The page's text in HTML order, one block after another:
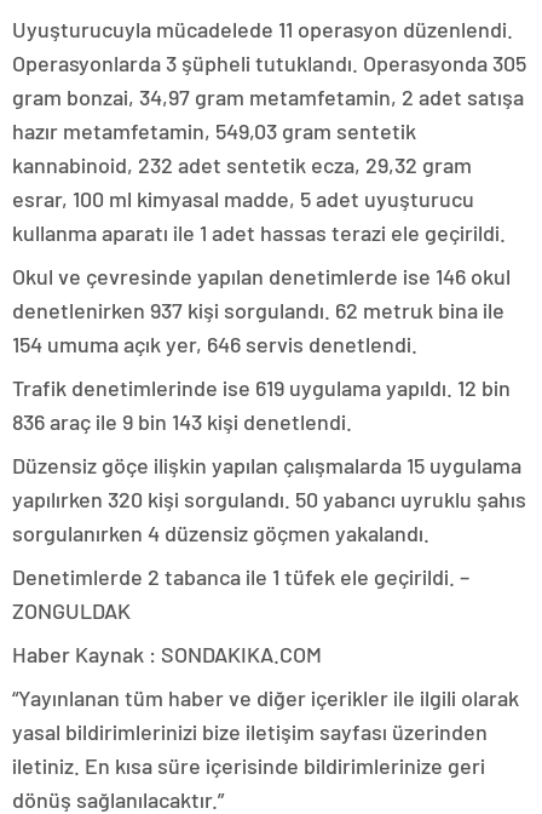
Uyuşturucuyla mücadelede 11 operasyon düzenlendi.
Operasyonlarda 3 şüpheli tutuklandı. Operasyonda 305
gram bonzai, 34,97 gram metamfetamin, 2 adet satışa
hazır metamfetamin, 549,03 gram sentetik
kannabinoid, 232 adet sentetik ecza, 29,32 gram
esrar, 100 ml kimyasal madde, 5 adet uyuşturucu
kullanma aparatı ile 1 adet hassas terazi ele geçirildi.
Okul ve çevresinde yapılan denetimlerde ise 146 okul
denetlenirken 937 kişi sorgulandı. 62 metruk bina ile
154 umuma açık yer, 646 servis denetlendi.
Trafik denetimlerinde ise 619 uygulama yapıldı. 12 bin
836 araç ile 9 bin 143 kişi denetlendi.
Düzensiz göçe ilişkin yapılan çalışmalarda 15 uygulama
yapılırken 320 kişi sorgulandı. 50 yabancı uyruklu şahıs
sorgulanırken 4 düzensiz göçmen yakalandı.
Denetimlerde 2 tabanca ile 1 tüfek ele geçirildi. –
ZONGULDAK
Haber Kaynak : SONDAKIKA.COM
“Yayınlanan tüm haber ve diğer içerikler ile ilgili olarak
yasal bildirimlerinizi bize iletişim sayfası üzerinden
iletiniz. En kısa süre içerisinde bildirimlerinize geri
dönüş sağlanılacaktır.”